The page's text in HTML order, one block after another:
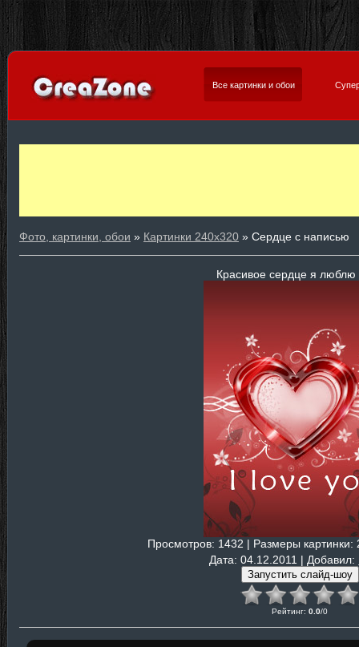
Все картинки и обои
Фото, картинки, обои » Картинки 240х320 » Сердце с написью
Красивое сердце я люблю
Просмотров: 1432 | Размеры картинки:
Дата: 04.12.2011 | Добавил:
Рейтинг: 0.0/0